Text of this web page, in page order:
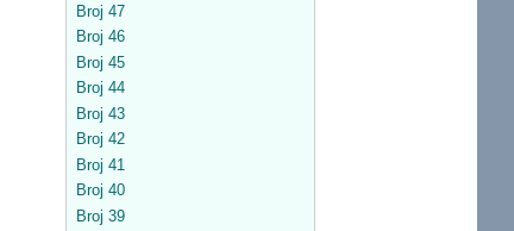
Broj 47
Broj 46
Broj 45
Broj 44
Broj 43
Broj 42
Broj 41
Broj 40
Broj 39